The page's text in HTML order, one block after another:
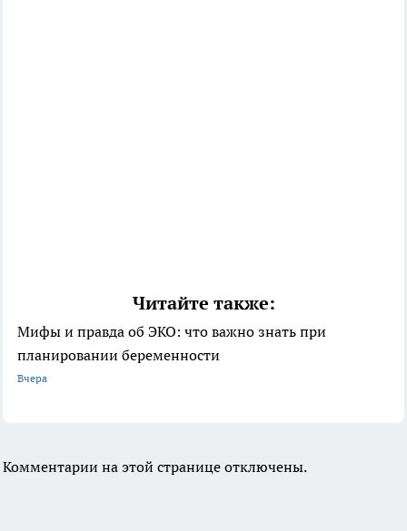
Читайте также:
Мифы и правда об ЭКО: что важно знать при
планировании беременности
Вчера
Комментарии на этой странице отключены.